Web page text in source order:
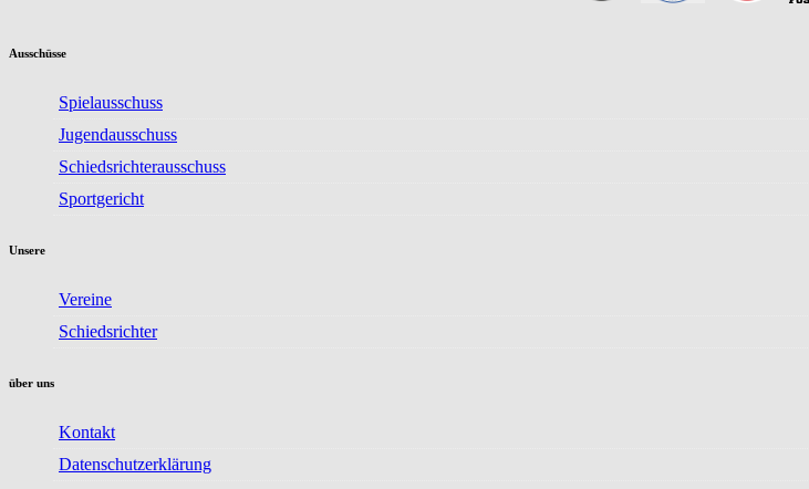
Ausschüsse
Spielausschuss
Jugendausschuss
Schiedsrichterausschuss
Sportgericht
Unsere
Vereine
Schiedsrichter
über uns
Kontakt
Datenschutzerklärung